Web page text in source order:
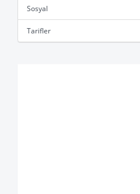
Sosyal
Tarifler